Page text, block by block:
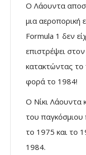
Ο Λάουντα
μια αεροπορική
Formula 1 δεν
επιστρέψει
κατακτώντας το
φορά το 1984!
Ο Νίκι Λάουντα
του
το 1975 και το
1984.